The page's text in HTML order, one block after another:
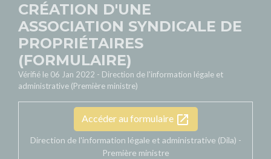
CRÉATION D'UNE
ASSOCIATION SYNDICALE DE
PROPRIÉTAIRES
(FORMULAIRE)
Vérifié le 06 Jan 2022 - Direction de l'information légale et
administrative (Première ministre)
Accéder au formulaire open_in_new
Direction de l'information légale et administrative (Dila) -
Première ministre